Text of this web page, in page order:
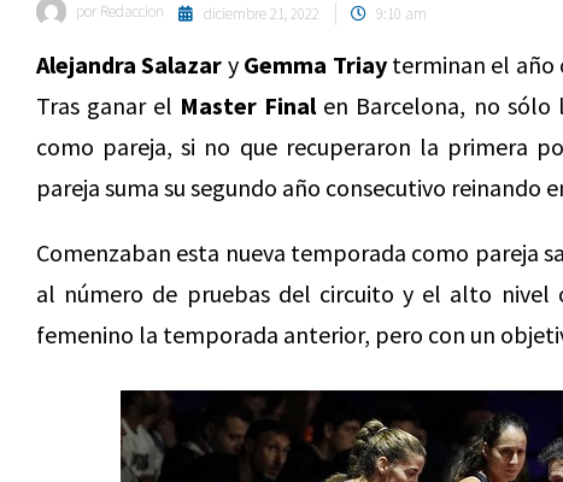
por Redaccion diciembre 21, 2022 9:10 am
Alejandra Salazar y Gemma Triayterminan el año
Tras ganar el Master Finalen Barcelona, no sólo
como pareja, si no que recuperaron la primera
pareja suma su segundo año consecutivo reinando
Comenzaban esta nueva temporada como pareja
al número de pruebas del circuito y el alto nivel
femenino la temporada anterior, pero con un